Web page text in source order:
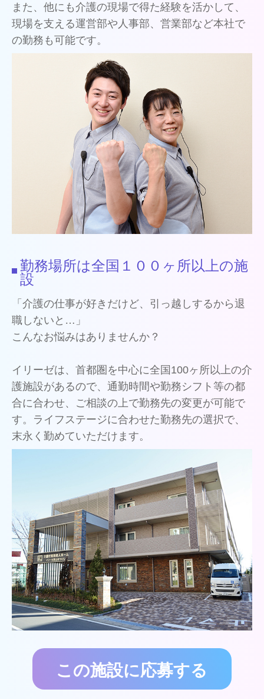
また、他にも介護の現場で得た経験を活かして、
現場を支える運営部や人事部、営業部など本社で
の勤務も可能です。
勤務場所は全国１００ヶ所以上の施
設
「介護の仕事が好きだけど、引っ越しするから退
職しないと…」
こんなお悩みはありませんか？
イリーゼは、首都圏を中心に全国100ヶ所以上の介
護施設があるので、通勤時間や勤務シフト等の都
合に合わせ、ご相談の上で勤務先の変更が可能で
す。ライフステージに合わせた勤務先の選択で、
末永く勤めていただけます。
この施設に応募する